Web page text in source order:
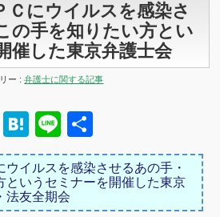
Ｃにウイルスを感染さ
の手を知りたい方とい
催した東京弁護士会
ー :弁護士に関する記事
Facebook
Hatena
Line
有
イルスを感染させるあの手・
というセミナーを開催した東京
法友全期会